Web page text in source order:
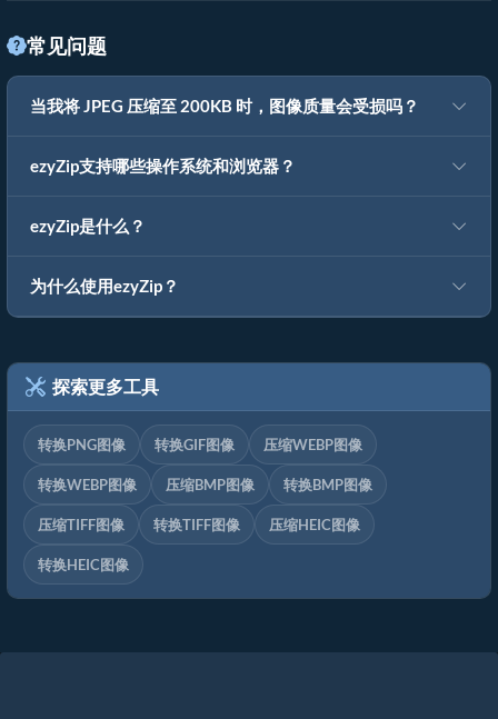
常见问题
当我将 JPEG 压缩至 200KB 时，图像质量会受损吗？
ezyZip支持哪些操作系统和浏览器？
ezyZip是什么？
为什么使用ezyZip？
探索更多工具
转换PNG图像 转换GIF图像 压缩WEBP图像
转换WEBP图像 压缩BMP图像 转换BMP图像
压缩TIFF图像 转换TIFF图像 压缩HEIC图像
转换HEIC图像